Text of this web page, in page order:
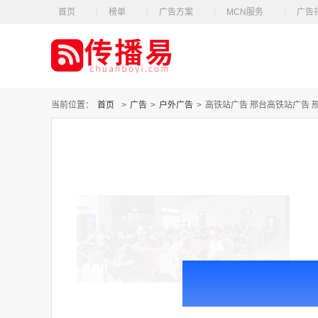
首页 榜单 广告方案 MCN服务 广告
当前位置： 首页 > 广告 > 户外广告 > 高铁站广告 邢台高铁站广告